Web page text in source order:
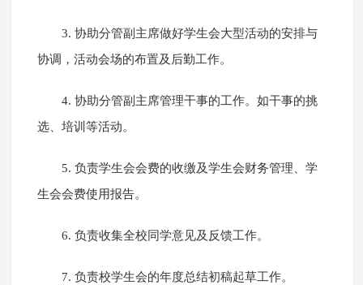
3. 协助分管副主席做好学生会大型活动的安排与
协调，活动会场的布置及后勤工作。
4. 协助分管副主席管理干事的工作。如干事的挑
选、培训等活动。
5. 负责学生会会费的收缴及学生会财务管理、学
生会会费使用报告。
6. 负责收集全校同学意见及反馈工作。
7. 负责校学生会的年度总结初稿起草工作。